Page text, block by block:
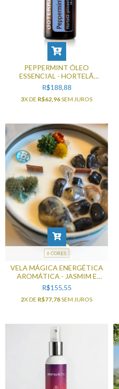
PEPPERMINT ÓLEO
ESSENCIAL - HORTELÃ
PIMENTA 15ML
R$188,88
3X DE R$62,96SEM JUROS
6 CORES
VELA MÁGICA ENERGÉTICA
AROMÁTICA - JASMIM E
BERGAMOTA COM CRISTAIS
FLORES E ERVAS.
R$155,55
2X DE R$77,78SEM JUROS